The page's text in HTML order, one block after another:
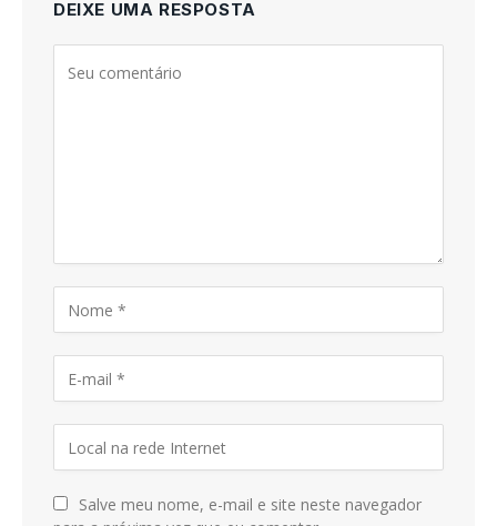
DEIXE UMA RESPOSTA
Salve meu nome, e-mail e site neste navegador